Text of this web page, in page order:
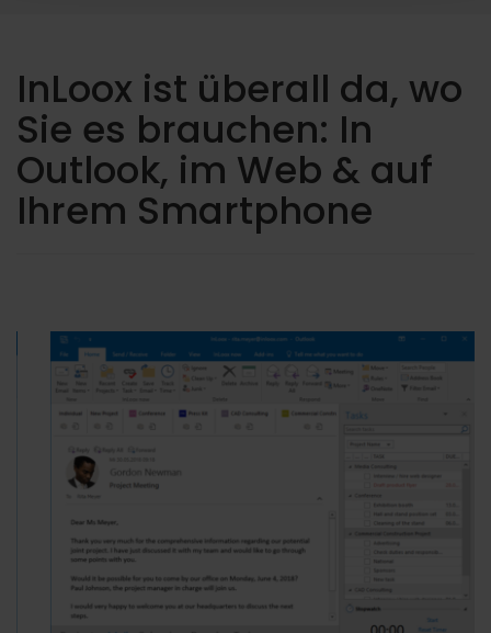
InLoox ist überall da, wo
Sie es brauchen: In
Outlook, im Web & auf
Ihrem Smartphone